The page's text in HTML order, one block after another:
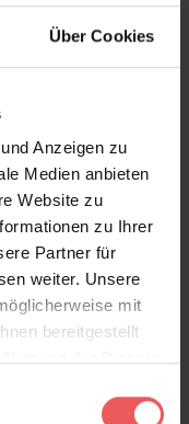
Über Cookies
Anzeigen zu
Medien anbieten
Website zu
zu Ihrer
Partner für
weiter. Unsere
mit
bereitgestellt
Teilen!